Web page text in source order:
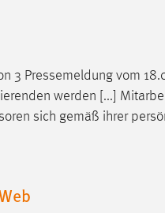
3 Pressemeldung vom
werden [...]
sich gemäß ihrer